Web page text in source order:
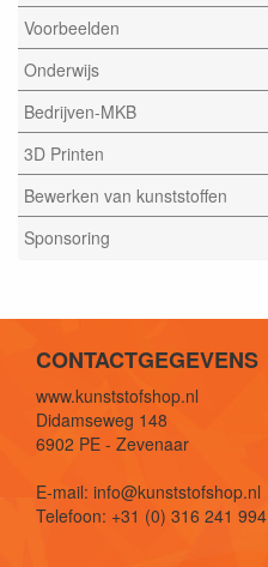
Voorbeelden
Onderwijs
Bedrijven-MKB
3D Printen
Bewerken van kunststoffen
Sponsoring
CONTACTGEGEVENS
www.kunststofshop.nl
Didamseweg 148
6902 PE - Zevenaar
E-mail: info@kunststofshop.nl
Telefoon: +31 (0) 316 241 994